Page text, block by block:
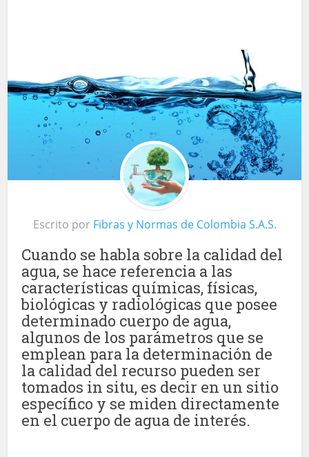
Escrito por Fibras y Normas de Colombia S.A.S.
Cuando se habla sobre la calidad del
agua, se hace referencia a las
características químicas, físicas,
biológicas y radiológicas que posee
determinado cuerpo de agua,
algunos de los parámetros que se
emplean para la determinación de
la calidad del recurso pueden ser
tomados in situ, es decir en un sitio
específico y se miden directamente
en el cuerpo de agua de interés.